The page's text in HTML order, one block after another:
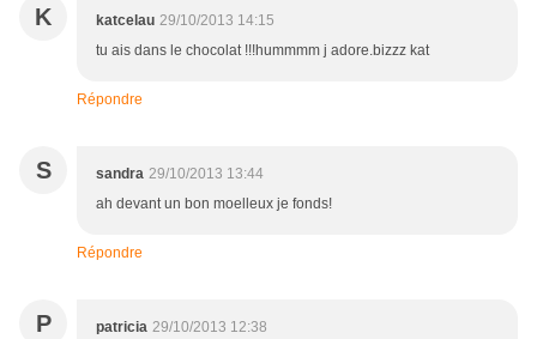
K katcelau 29/10/2013 14:15
tu ais dans le chocolat !!!hummmm j adore.bizzz kat
Répondre
S sandra 29/10/2013 13:44
ah devant un bon moelleux je fonds!
Répondre
P patricia 29/10/2013 12:38